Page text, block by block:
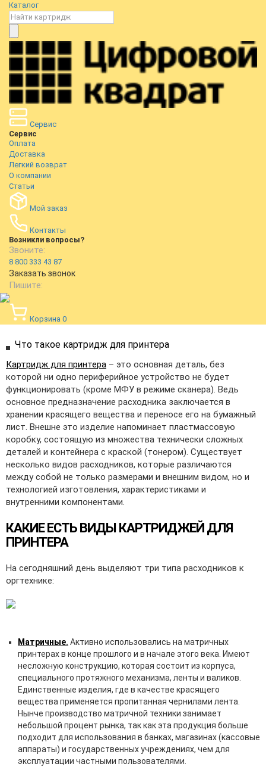
Каталог
Сервис
Сервис
Оплата
Доставка
Легкий возврат
О компании
Статьи
Мой заказ
Контакты
Возникли вопросы?
Звоните:
8 800 333 43 87
Заказать звонок
Пишите:
Корзина 0
Что такое картридж для принтера
Картридж для принтера – это основная деталь, без
которой ни одно периферийное устройство не будет
функционировать (кроме МФУ в режиме сканера). Ведь
основное предназначение расходника заключается в
хранении красящего вещества и переносе его на бумажный
лист. Внешне это изделие напоминает пластмассовую
коробку, состоящую из множества технически сложных
деталей и контейнера с краской (тонером). Существует
несколько видов расходников, которые различаются
между собой не только размерами и внешним видом, но и
технологией изготовления, характеристиками и
внутренними компонентами.
КАКИЕ ЕСТЬ ВИДЫ КАРТРИДЖЕЙ ДЛЯ
ПРИНТЕРА
На сегодняшний день выделяют три типа расходников к
оргтехнике:
Матричные. Активно использовались на матричных
принтерах в конце прошлого и в начале этого века. Имеют
несложную конструкцию, которая состоит из корпуса,
специального протяжного механизма, ленты и валиков.
Единственные изделия, где в качестве красящего
вещества применяется пропитанная чернилами лента.
Нынче производство матричной техники занимает
небольшой процент рынка, так как эта продукция больше
подходит для использования в банках, магазинах (кассовые
аппараты) и государственных учреждениях, чем для
эксплуатации частными пользователями.